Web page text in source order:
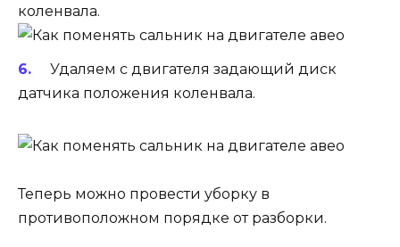
коленвала.
Удаляем с двигателя задающий диск
датчика положения коленвала.
Теперь можно провести уборку в
противоположном порядке от разборки.